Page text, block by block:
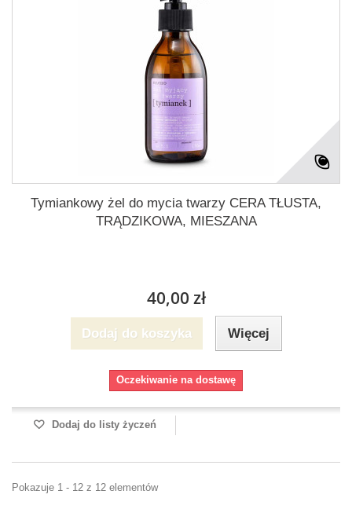
Tymiankowy żel do mycia twarzy CERA TŁUSTA,
TRĄDZIKOWA, MIESZANA
40,00 zł
Dodaj do koszyka Więcej
Oczekiwanie na dostawę
Dodaj do listy życzeń
Pokazuje 1 - 12 z 12 elementów